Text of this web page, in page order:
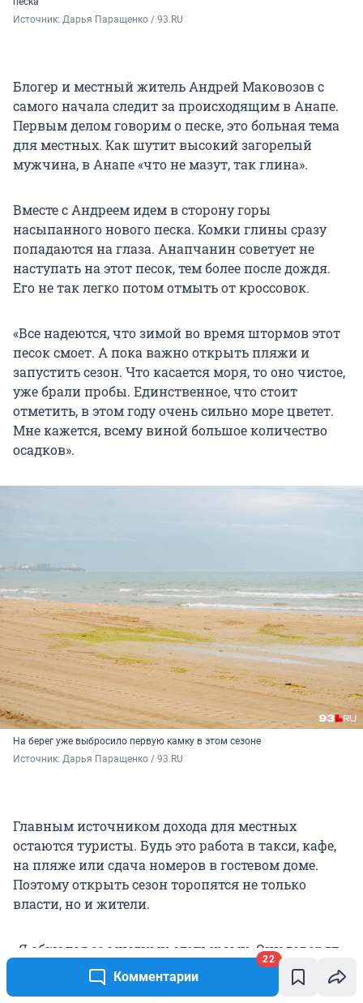
Комментарии
22
Источник: Дарья Паращенко / 93.RU
Блогер и местный житель Андрей Маковозов с
самого начала следит за происходящим в Анапе.
Первым делом говорим о песке, это больная тема
для местных. Как шутит высокий загорелый
мужчина, в Анапе «что не мазут, так глина».
Вместе с Андреем идем в сторону горы
насыпанного нового песка. Комки глины сразу
попадаются на глаза. Анапчанин советует не
наступать на этот песок, тем более после дождя.
Его не так легко потом отмыть от кроссовок.
«Все надеются, что зимой во время штормов этот
песок смоет. А пока важно открыть пляжи и
запустить сезон. Что касается моря, то оно чистое,
уже брали пробы. Единственное, что стоит
отметить, в этом году очень сильно море цветет.
Мне кажется, всему виной большое количество
осадков».
На берег уже выбросило первую камку в этом сезоне
Источник: Дарья Паращенко / 93.RU
Главным источником дохода для местных
остаются туристы. Будь это работа в такси, кафе,
на пляже или сдача номеров в гостевом доме.
Поэтому открыть сезон торопятся не только
власти, но и жители.
«Я общался со многими отельерами. Они говорят,
что июнь еще вялый. А вот именно июль, август
прямо у них довольно-таки хорошо, у кого-то